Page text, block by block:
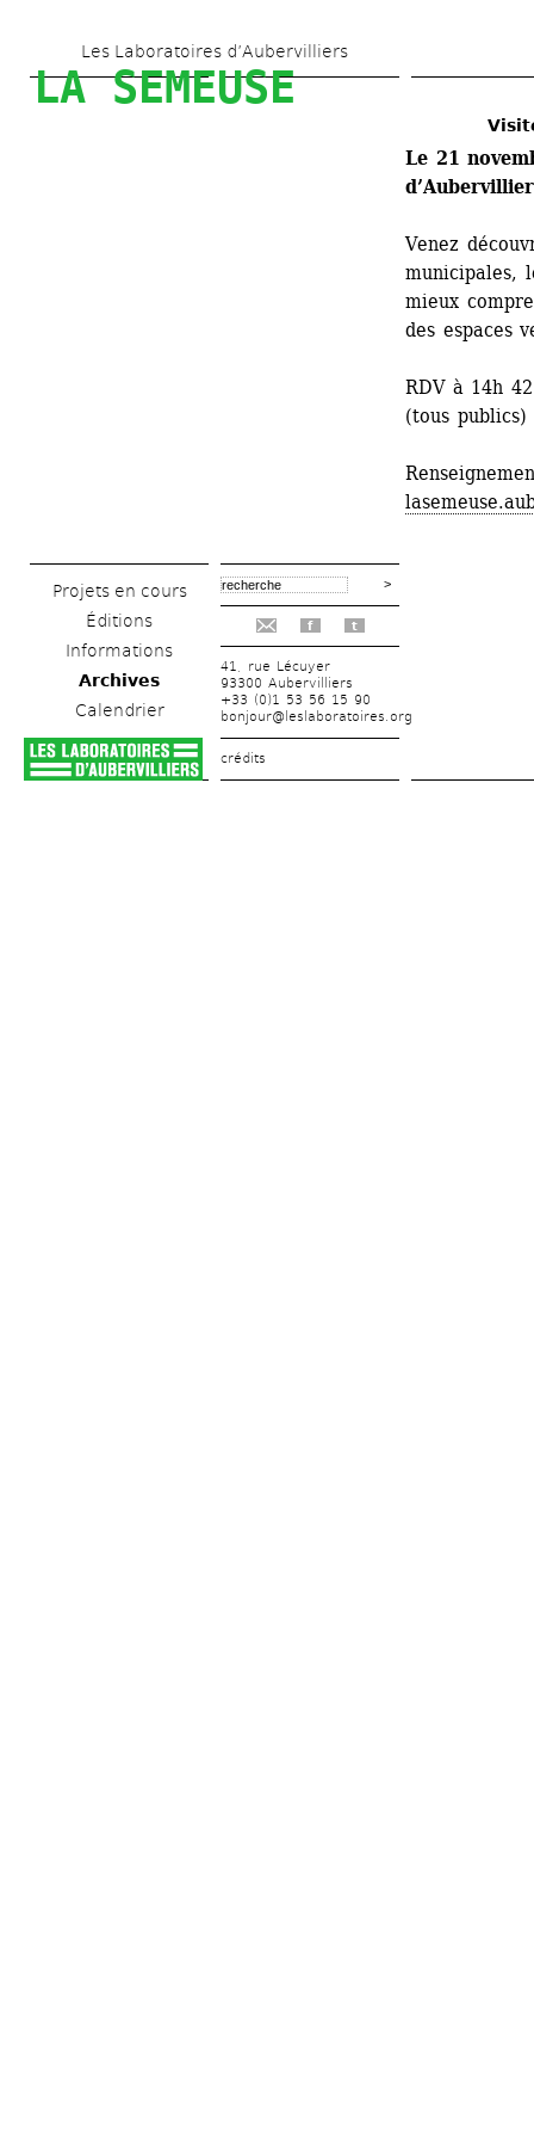
au
contenu
Les Laboratoires d’Aubervilliers
LA SEMEUSE
Projets en cours
Éditions
Informations
Archives
Calendrier
f t
41, rue Lécuyer
93300 Aubervilliers
+33 (0)1 53 56 15 90
bonjour@leslaboratoires.org
crédits
Le 21
Venez
municipales,
mieux
des espaces
RDV à 14h
(tous publics)